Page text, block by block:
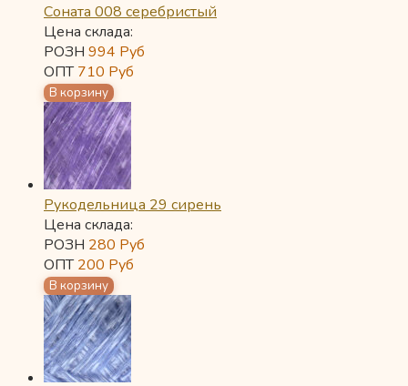
Соната 008 серебристый
Цена склада:
РОЗН 994 Руб
ОПТ710 Руб
Рукодельница 29 сирень
Цена склада:
РОЗН 280 Руб
ОПТ200 Руб